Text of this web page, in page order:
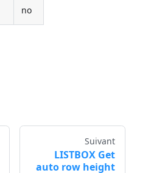
no
Suivant
LISTBOX Get
auto row height